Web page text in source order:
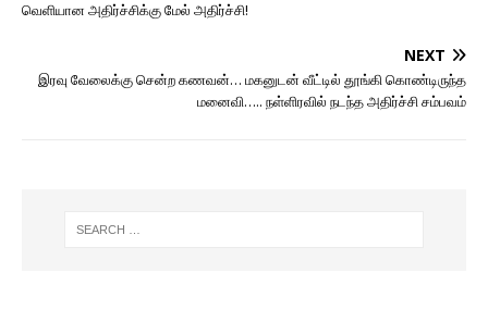
வெளியான அதிர்ச்சிக்கு மேல் அதிர்ச்சி!
NEXT
இரவு வேலைக்கு சென்ற கணவன்… மகனுடன் வீட்டில் தூங்கி கொண்டிருந்த
மனைவி….. நள்ளிரவில் நடந்த அதிர்ச்சி சம்பவம்